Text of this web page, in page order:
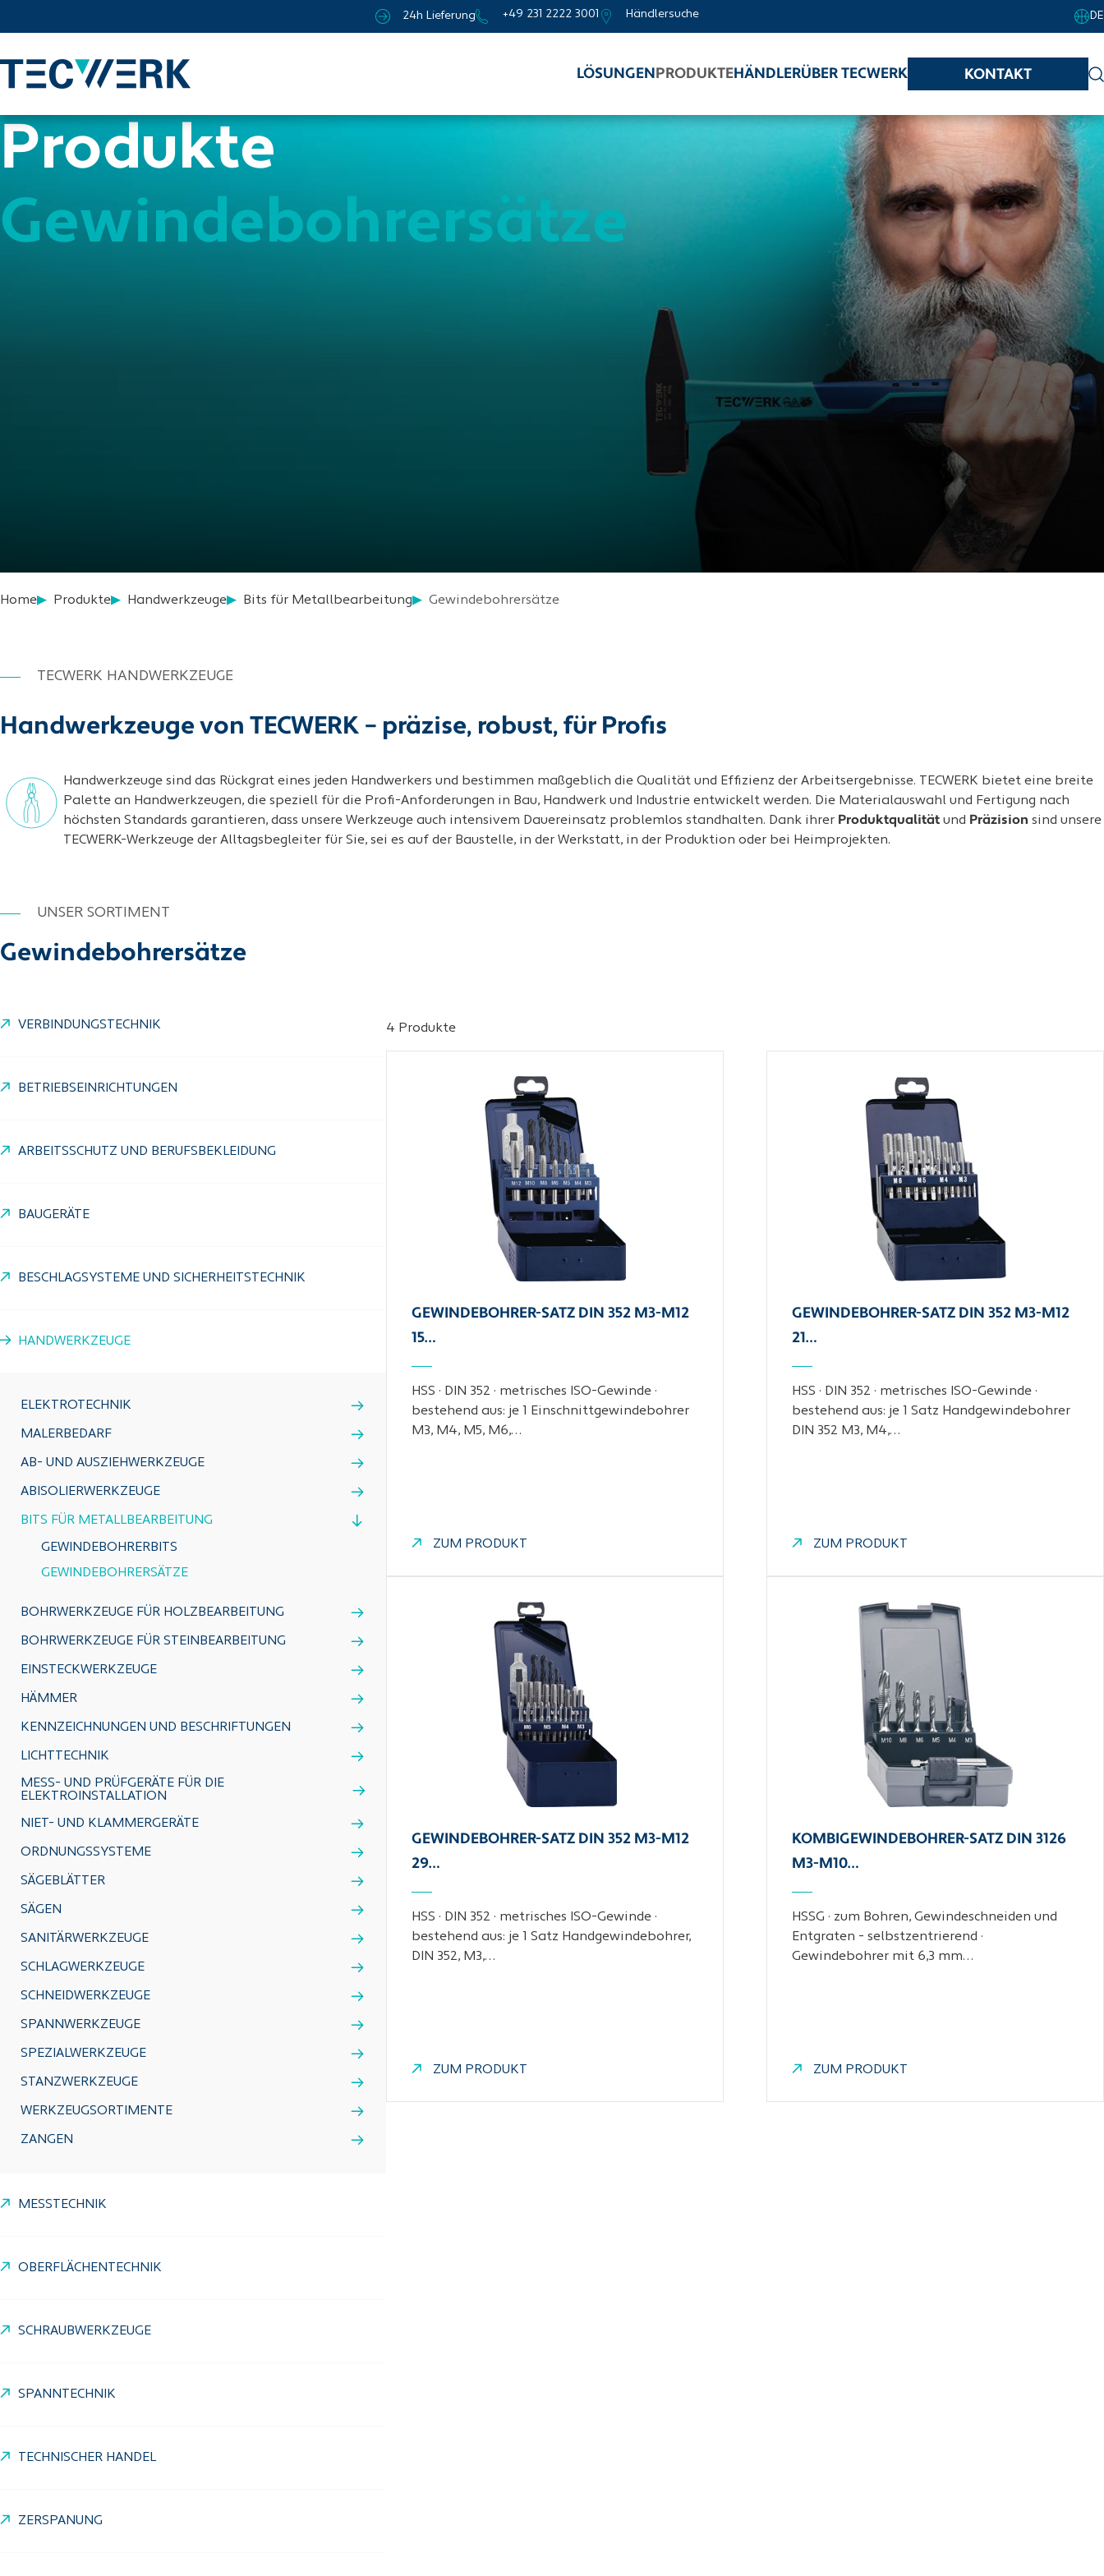
24h Lieferung +49 231 2222 3001 Händlersuche DE
LÖSUNGEN PRODUKTEHÄNDLERÜBER TECWERK KONTAKT
Produkte
Gewindebohrersätze
Home Produkte Handwerkzeuge Bits für Metallbearbeitung Gewindebohrersätze
Handwerkzeuge von TECWERK – präzise, robust, für Profis
TECWERK HANDWERKZEUGE
Handwerkzeuge sind das Rückgrat eines jeden Handwerkers und bestimmen maßgeblich die Qualität und Effizienz der Arbeitsergebnisse. TECWERK bietet eine breite
Palette an Handwerkzeugen, die speziell für die Profi-Anforderungen in Bau, Handwerk und Industrie entwickelt werden. Die Materialauswahl und Fertigung nach
höchsten Standards garantieren, dass unsere Werkzeuge auch intensivem Dauereinsatz problemlos standhalten. Dank ihrer Produktqualität und Präzision sind unsere
TECWERK-Werkzeuge der Alltagsbegleiter für Sie, sei es auf der Baustelle, in der Werkstatt, in der Produktion oder bei Heimprojekten.
UNSER SORTIMENT
Gewindebohrersätze
VERBINDUNGSTECHNIK
BETRIEBSEINRICHTUNGEN
ARBEITSSCHUTZ UND BERUFSBEKLEIDUNG
BAUGERÄTE
BESCHLAGSYSTEME UND SICHERHEITSTECHNIK
HANDWERKZEUGE
ELEKTROTECHNIK
MALERBEDARF
AB- UND AUSZIEHWERKZEUGE
ABISOLIERWERKZEUGE
BITS FÜR METALLBEARBEITUNG
GEWINDEBOHRERBITS
GEWINDEBOHRERSÄTZE
BOHRWERKZEUGE FÜR HOLZBEARBEITUNG
BOHRWERKZEUGE FÜR STEINBEARBEITUNG
EINSTECKWERKZEUGE
HÄMMER
KENNZEICHNUNGEN UND BESCHRIFTUNGEN
LICHTTECHNIK
MESS- UND PRÜFGERÄTE FÜR DIE
ELEKTROINSTALLATION
NIET- UND KLAMMERGERÄTE
ORDNUNGSSYSTEME
SÄGEBLÄTTER
SÄGEN
SANITÄRWERKZEUGE
SCHLAGWERKZEUGE
SCHNEIDWERKZEUGE
SPANNWERKZEUGE
SPEZIALWERKZEUGE
STANZWERKZEUGE
WERKZEUGSORTIMENTE
ZANGEN
MESSTECHNIK
OBERFLÄCHENTECHNIK
SCHRAUBWERKZEUGE
SPANNTECHNIK
TECHNISCHER HANDEL
ZERSPANUNG
4 Produkte
GEWINDEBOHRER-SATZ DIN 352 M3-M12
15…
HSS · DIN 352 · metrisches ISO-Gewinde ·
bestehend aus: je 1 Einschnittgewindebohrer
M3, M4, M5, M6,…
ZUM PRODUKT
GEWINDEBOHRER-SATZ DIN 352 M3-M12
21…
HSS · DIN 352 · metrisches ISO-Gewinde ·
bestehend aus: je 1 Satz Handgewindebohrer
DIN 352 M3, M4,…
ZUM PRODUKT
GEWINDEBOHRER-SATZ DIN 352 M3-M12
29…
HSS · DIN 352 · metrisches ISO-Gewinde ·
bestehend aus: je 1 Satz Handgewindebohrer,
DIN 352, M3,…
ZUM PRODUKT
KOMBIGEWINDEBOHRER-SATZ DIN 3126
M3-M10…
HSSG · zum Bohren, Gewindeschneiden und
Entgraten - selbstzentrierend ·
Gewindebohrer mit 6,3 mm…
ZUM PRODUKT